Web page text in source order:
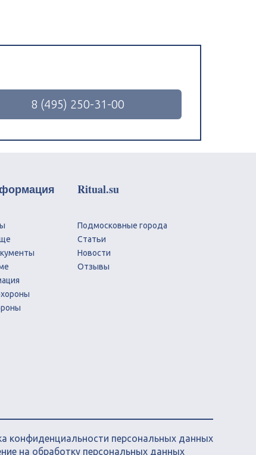
8 (495) 250-31-00
Ritual.su
Подмосковные города
Статьи
Новости
Отзывы
конфиденциальности персональных данных
на обработку персональных данных